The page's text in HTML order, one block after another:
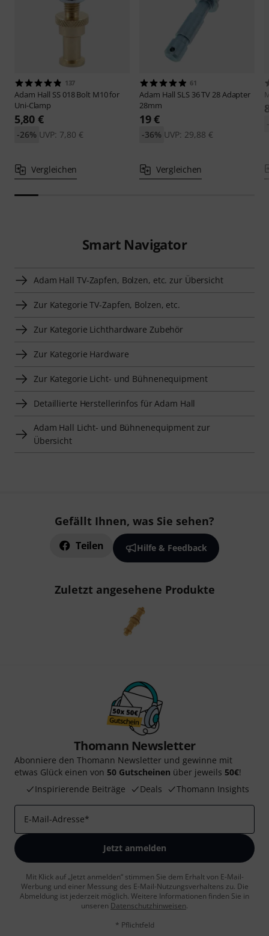
137
Adam Hall SS 018 Bolt M10 for
Uni-Clamp
5,80 €
UVP: 7,80 €
-26%
Vergleichen
61
Adam Hall SLS 36 TV 28 Adapter
28mm
19 €
UVP: 29,88 €
-36%
Vergleichen
Smart Navigator
Adam Hall TV-Zapfen, Bolzen, etc. zur Übersicht
Zur Kategorie TV-Zapfen, Bolzen, etc.
Zur Kategorie Lichthardware Zubehör
Zur Kategorie Hardware
Zur Kategorie Licht- und Bühnenequipment
Detaillierte Herstellerinfos für Adam Hall
Adam Hall Licht- und Bühnenequipment zur
Übersicht
Gefällt Ihnen, was Sie sehen?
Teilen Hilfe & Feedback
Zuletzt angesehene Produkte
Thomann Newsletter
Abonniere den Thomann Newsletter und gewinne mit
etwas Glück einen von 50 Gutscheinen über jeweils 50€!
Inspirierende Beiträge
Deals Thomann Insights
E-Mail-Adresse*
Jetzt anmelden
Mit Klick auf „Jetzt anmelden“ stimmen Sie dem Erhalt von E-Mail-
Werbung und einer Messung des E-Mail-Nutzungsverhaltens zu. Die
Abmeldung ist jederzeit möglich. Weitere Informationen finden Sie in
unseren Datenschutzhinweisen.
* Pflichtfeld